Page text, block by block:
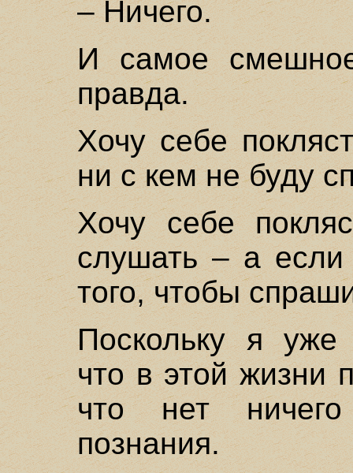
– Ничего.
И самое
правда.
Хочу себе
ни с кем не буду
Хочу себе
слушать – а
того, чтобы
Поскольку я уже
что в этой жизни
что нет
познания.